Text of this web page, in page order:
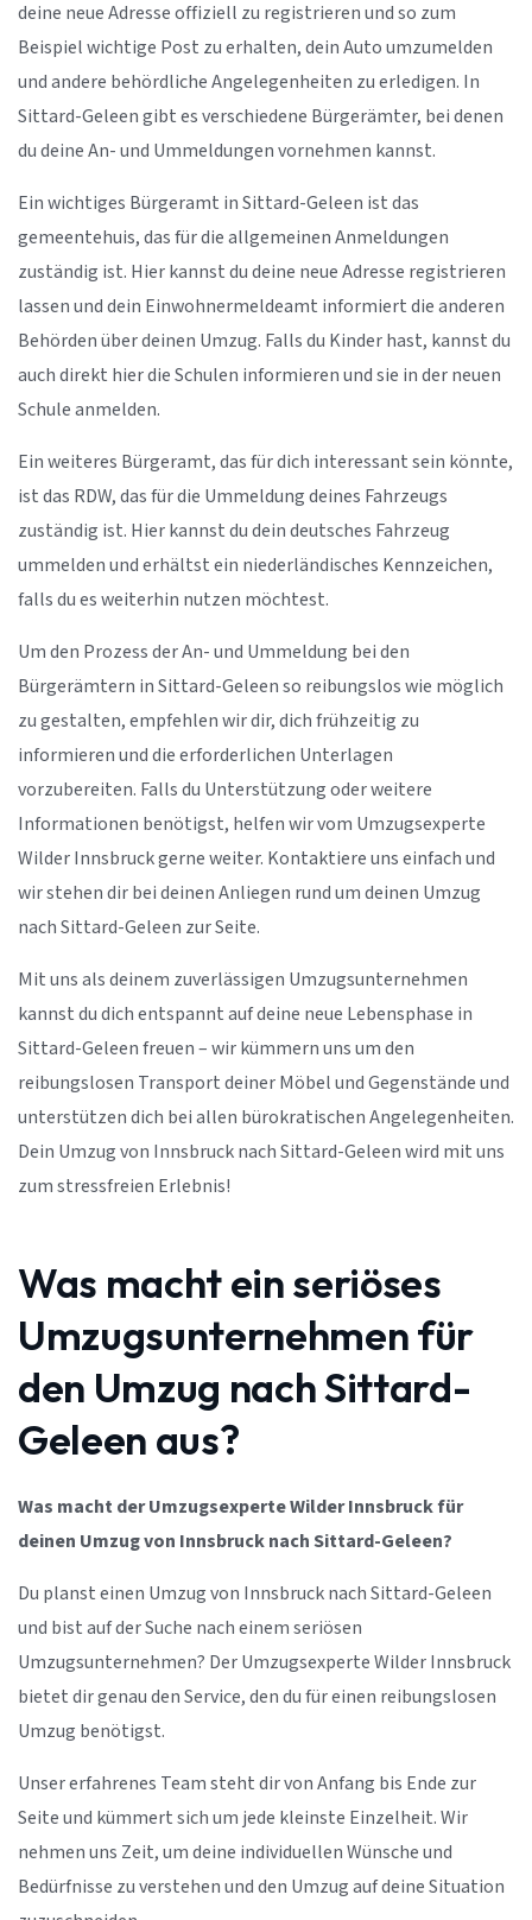
deine neue Adresse offiziell zu registrieren und so zum
Beispiel wichtige Post zu erhalten, dein Auto umzumelden
und andere behördliche Angelegenheiten zu erledigen. In
Sittard-Geleen gibt es verschiedene Bürgerämter, bei denen
du deine An- und Ummeldungen vornehmen kannst.
Ein wichtiges Bürgeramt in Sittard-Geleen ist das
gemeentehuis, das für die allgemeinen Anmeldungen
zuständig ist. Hier kannst du deine neue Adresse registrieren
lassen und dein Einwohnermeldeamt informiert die anderen
Behörden über deinen Umzug. Falls du Kinder hast, kannst du
auch direkt hier die Schulen informieren und sie in der neuen
Schule anmelden.
Ein weiteres Bürgeramt, das für dich interessant sein könnte,
ist das RDW, das für die Ummeldung deines Fahrzeugs
zuständig ist. Hier kannst du dein deutsches Fahrzeug
ummelden und erhältst ein niederländisches Kennzeichen,
falls du es weiterhin nutzen möchtest.
Um den Prozess der An- und Ummeldung bei den
Bürgerämtern in Sittard-Geleen so reibungslos wie möglich
zu gestalten, empfehlen wir dir, dich frühzeitig zu
informieren und die erforderlichen Unterlagen
vorzubereiten. Falls du Unterstützung oder weitere
Informationen benötigst, helfen wir vom Umzugsexperte
Wilder Innsbruck gerne weiter. Kontaktiere uns einfach und
wir stehen dir bei deinen Anliegen rund um deinen Umzug
nach Sittard-Geleen zur Seite.
Mit uns als deinem zuverlässigen Umzugsunternehmen
kannst du dich entspannt auf deine neue Lebensphase in
Sittard-Geleen freuen – wir kümmern uns um den
reibungslosen Transport deiner Möbel und Gegenstände und
unterstützen dich bei allen bürokratischen Angelegenheiten.
Dein Umzug von Innsbruck nach Sittard-Geleen wird mit uns
zum stressfreien Erlebnis!
Was macht ein seriöses
Umzugsunternehmen für
den Umzug nach Sittard-
Geleen aus?
Was macht der Umzugsexperte Wilder Innsbruck für
deinen Umzug von Innsbruck nach Sittard-Geleen?
Du planst einen Umzug von Innsbruck nach Sittard-Geleen
und bist auf der Suche nach einem seriösen
Umzugsunternehmen? Der Umzugsexperte Wilder Innsbruck
bietet dir genau den Service, den du für einen reibungslosen
Umzug benötigst.
Unser erfahrenes Team steht dir von Anfang bis Ende zur
Seite und kümmert sich um jede kleinste Einzelheit. Wir
nehmen uns Zeit, um deine individuellen Wünsche und
Bedürfnisse zu verstehen und den Umzug auf deine Situation